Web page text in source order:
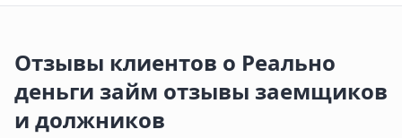
Отзывы клиентов о Реально
деньги займ отзывы заемщиков
и должников